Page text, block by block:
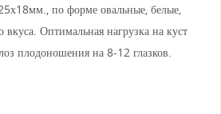
по форме овальные, белые,
Оптимальная нагрузка на куст
плодоношения на 8-12 глазков.